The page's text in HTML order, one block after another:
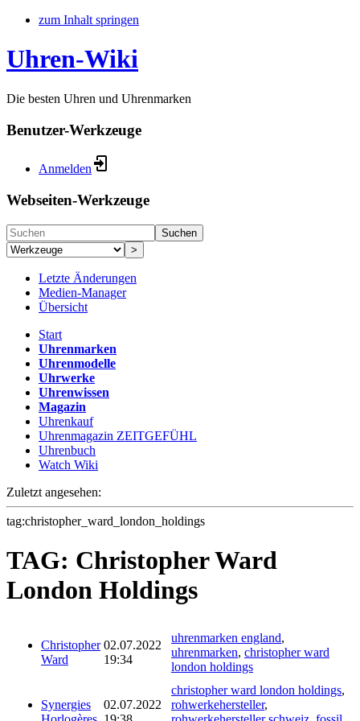
zum Inhalt springen
Uhren-Wiki
Die besten Uhren und Uhrenmarken
Benutzer-Werkzeuge
Anmelden
Webseiten-Werkzeuge
Suchen
>
Letzte Änderungen
Medien-Manager
Übersicht
Start
Uhrenmarken
Uhrenmodelle
Uhrwerke
Uhrenwissen
Magazin
Uhrenkauf
Uhrenmagazin ZEITGEFÜHL
Uhrenbuch
Watch Wiki
Zuletzt angesehen:
tag:christopher_ward_london_holdings
TAG: Christopher Ward
London Holdings
Christopher
Ward
02.07.2022
19:34
uhrenmarken england,
uhrenmarken, christopher ward
london holdings
Synergies
02.07.2022
christopher ward london holdings,
rohwerkehersteller,